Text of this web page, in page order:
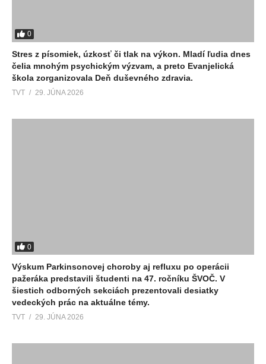
0
Stres z písomiek, úzkosť či tlak na výkon. Mladí ľudia dnes
čelia mnohým psychickým výzvam, a preto Evanjelická
škola zorganizovala Deň duševného zdravia.
TVT 29. JÚNA 2026
0
Výskum Parkinsonovej choroby aj refluxu po operácii
pažeráka predstavili študenti na 47. ročníku ŠVOČ. V
šiestich odborných sekciách prezentovali desiatky
vedeckých prác na aktuálne témy.
TVT 29. JÚNA 2026